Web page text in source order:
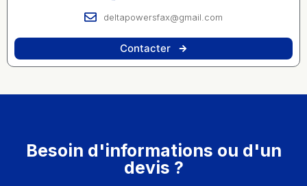
deltapowersfax@gmail.com
Contacter
Besoin d'informations ou d'un
devis ?